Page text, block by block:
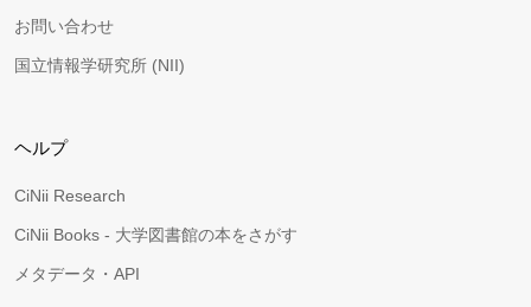
お問い合わせ
国立情報学研究所 (NII)
ヘルプ
CiNii Research
CiNii Books - 大学図書館の本をさがす
メタデータ・API